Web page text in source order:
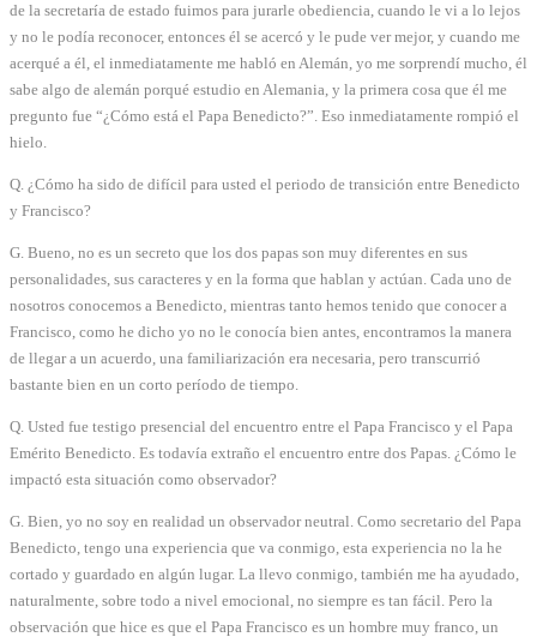
de la secretaría de estado fuimos para jurarle obediencia, cuando le vi a lo lejos
y no le podía reconocer, entonces él se acercó y le pude ver mejor, y cuando me
acerqué a él, el inmediatamente me habló en Alemán, yo me sorprendí mucho, él
sabe algo de alemán porqué estudio en Alemania, y la primera cosa que él me
pregunto fue “¿Cómo está el Papa Benedicto?”. Eso inmediatamente rompió el
hielo.
Q. ¿Cómo ha sido de difícil para usted el periodo de transición entre Benedicto
y Francisco?
G. Bueno, no es un secreto que los dos papas son muy diferentes en sus
personalidades, sus caracteres y en la forma que hablan y actúan. Cada uno de
nosotros conocemos a Benedicto, mientras tanto hemos tenido que conocer a
Francisco, como he dicho yo no le conocía bien antes, encontramos la manera
de llegar a un acuerdo, una familiarización era necesaria, pero transcurrió
bastante bien en un corto período de tiempo.
Q. Usted fue testigo presencial del encuentro entre el Papa Francisco y el Papa
Emérito Benedicto. Es todavía extraño el encuentro entre dos Papas. ¿Cómo le
impactó esta situación como observador?
G. Bien, yo no soy en realidad un observador neutral. Como secretario del Papa
Benedicto, tengo una experiencia que va conmigo, esta experiencia no la he
cortado y guardado en algún lugar. La llevo conmigo, también me ha ayudado,
naturalmente, sobre todo a nivel emocional, no siempre es tan fácil. Pero la
observación que hice es que el Papa Francisco es un hombre muy franco, un